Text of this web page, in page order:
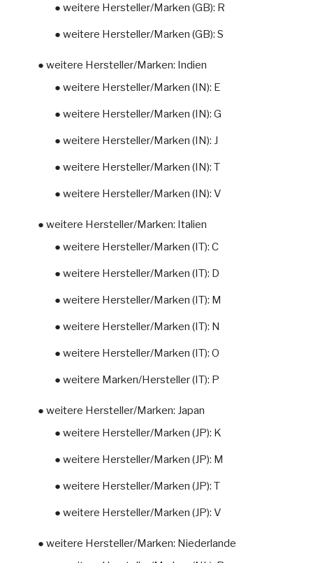
● weitere Hersteller/Marken (GB): R
● weitere Hersteller/Marken (GB): S
● weitere Hersteller/Marken: Indien
● weitere Hersteller/Marken (IN): E
● weitere Hersteller/Marken (IN): G
● weitere Hersteller/Marken (IN): J
● weitere Hersteller/Marken (IN): T
● weitere Hersteller/Marken (IN): V
● weitere Hersteller/Marken: Italien
● weitere Hersteller/Marken (IT): C
● weitere Hersteller/Marken (IT): D
● weitere Hersteller/Marken (IT): M
● weitere Hersteller/Marken (IT): N
● weitere Hersteller/Marken (IT): O
● weitere Marken/Hersteller (IT): P
● weitere Hersteller/Marken: Japan
● weitere Hersteller/Marken (JP): K
● weitere Hersteller/Marken (JP): M
● weitere Hersteller/Marken (JP): T
● weitere Hersteller/Marken (JP): V
● weitere Hersteller/Marken: Niederlande